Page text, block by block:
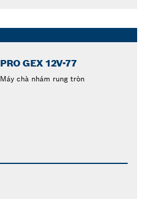
PRO GEX 12V-77
Máy chà nhám rung tròn